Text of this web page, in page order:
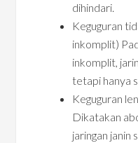
dihindari.
Keguguran
inkomplit)
inkomplit,
tetapi hanya
Keguguran
Dikatakan
jaringan janin